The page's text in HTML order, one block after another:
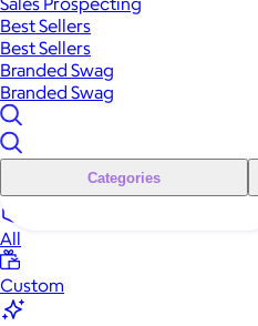
Best Sellers
Best Sellers
Branded Swag
Branded Swag
Categories
All
Custom